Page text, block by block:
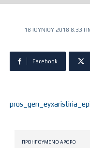
18 ΙΟΥΝΊΟΥ 2018 8:33
Facebook
ΠΡΟΗΓΟΎΜΕΝΟ ΆΡΘΡΟ